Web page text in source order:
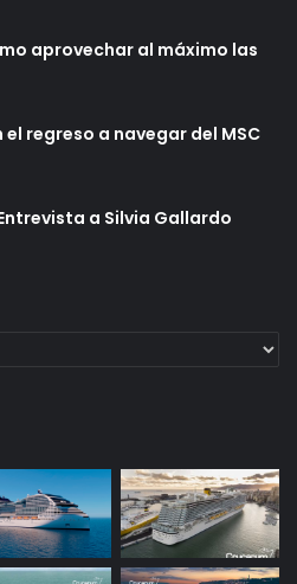
aprovechar al máximo las
regreso a navegar del MSC
a Silvia Gallardo